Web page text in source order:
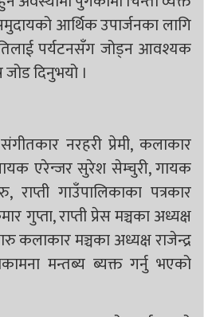
आर्थिक उपार्जनका लागि
पर्यटनसँग जोड्न आवश्यक
दिनुभयो ।
नरहरी प्रेमी, कलाकार
एरेन्जर सुरेश सेम्चुरी, गायक
राप्ती गाउँपालिकाका पत्रकार
गुप्ता, राप्ती प्रेस मञ्चका अध्यक्ष
कलाकार मञ्चका अध्यक्ष राजेन्द्र
मन्तब्य ब्यक्त गर्नु भएको